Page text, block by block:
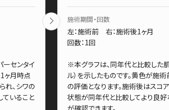
センタイ
ヶ月時点
れ、シワの
いること
施術期間・回数
左：施術前 右：施術後1ヶ月
回数：1回
※本グラフは、同年代と比較した
ル）を示したものです。黄色が施
の評価となります。施術後はスコ
状態が同年代と比較してより良
が確認できます。